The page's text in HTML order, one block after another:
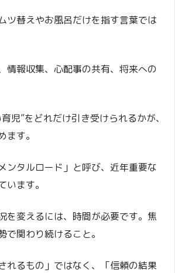
ツ替えやお風呂だけを指す言葉では
情報収集、心配事の共有、将来への
児”をどれだけ引き受けられるかが、
す。
ンタルロード」と呼び、近年重要な
います。
を変えるには、時間が必要です。焦
で関わり続けること。
れるもの」ではなく、「信頼の結果